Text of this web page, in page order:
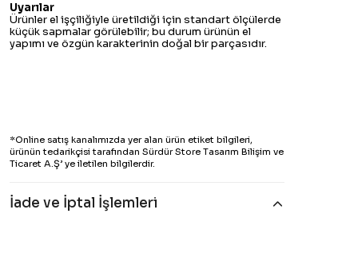
Uyarılar
Ürünler el işçiliğiyle üretildiği için standart ölçülerde
küçük sapmalar görülebilir; bu durum ürünün el
yapımı ve özgün karakterinin doğal bir parçasıdır.
*Online satış kanalımızda yer alan ürün etiket bilgileri,
ürünün tedarikçisi tarafından Sürdür Store Tasarım Bilişim ve
Ticaret A.Ş’ ye iletilen bilgilerdir.
İade ve İptal İşlemleri